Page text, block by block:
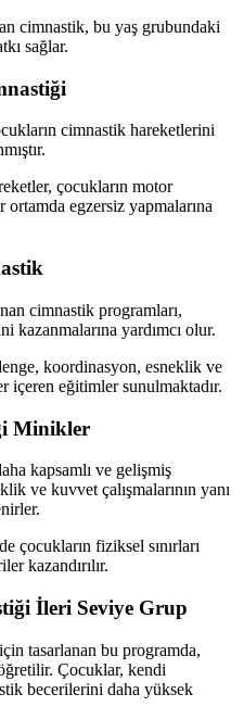
cimnastik, bu yaş grubundaki
sağlar.
cimnastik hareketlerini
çocukların motor
egzersiz yapmalarına
cimnastik programları,
kazanmalarına yardımcı olur.
koordinasyon, esneklik ve
içeren eğitimler sunulmaktadır.
Minikler
kapsamlı ve gelişmiş
ve kuvvet çalışmalarının yanı
çocukların fiziksel sınırları
kazandırılır.
İleri Seviye Grup
tasarlanan bu programda,
Çocuklar, kendi
becerilerini daha yüksek